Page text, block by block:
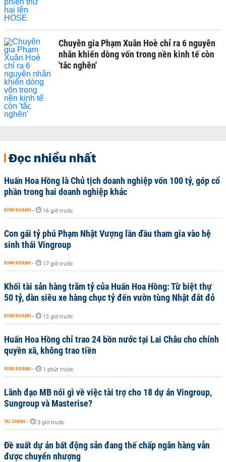
Chuyên gia Phạm Xuân Hoè chỉ ra 6 nguyên
nhân khiến dòng vốn trong nền kinh tế còn
'tắc nghẽn'
Đọc nhiều nhất
Huấn Hoa Hồng là Chủ tịch doanh nghiệp vốn 100 tỷ, góp cổ
phần trong hai doanh nghiệp khác
KINH DOANH - 16 giờ trước
Con gái tỷ phú Phạm Nhật Vượng lần đầu tham gia vào hệ
sinh thái Vingroup
KINH DOANH - 17 giờ trước
Khối tài sản hàng trăm tỷ của Huấn Hoa Hồng: Từ biệt thự
50 tỷ, dàn siêu xe hàng chục tỷ đến vườn tùng Nhật đắt đỏ
KINH DOANH - 12 giờ trước
Huấn Hoa Hồng chỉ trao 24 bồn nước tại Lai Châu cho chính
quyền xã, không trao tiền
KINH DOANH - 1 phút trước
Lãnh đạo MB nói gì về việc tài trợ cho 18 dự án Vingroup,
Sungroup và Masterise?
TÀI CHÍNH - 3 giờ trước
Đề xuất dự án bất động sản đang thế chấp ngân hàng vẫn
được chuyển nhượng